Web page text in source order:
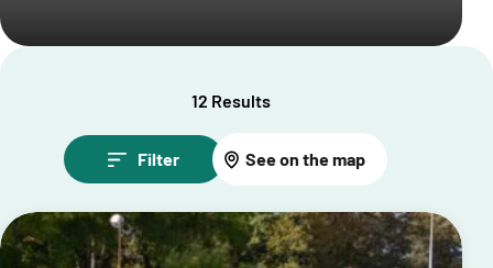
12 Results
Filter See on the map